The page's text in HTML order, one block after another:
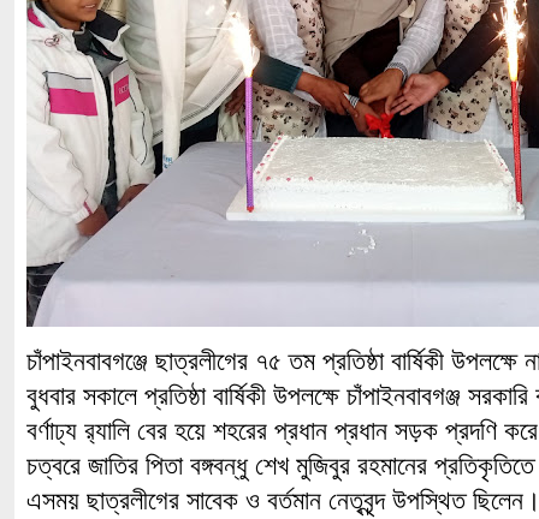
চাঁপাইনবাবগঞ্জে ছাত্রলীগের ৭৫ তম প্রতিষ্ঠা বার্ষিকী উপলক্ষে
বুধবার সকালে প্রতিষ্ঠা বার্ষিকী উপলক্ষে চাঁপাইনবাবগঞ্জ
বর্ণাঢ্য র‌্যালি বের হয়ে শহরের প্রধান প্রধান সড়ক প্রদণি
চত্বরে জাতির পিতা বঙ্গবন্ধু শেখ মুজিবুর রহমানের
এসময় ছাত্রলীগের সাবেক ও বর্তমান নেতৃবৃন্দ উপস্থিত